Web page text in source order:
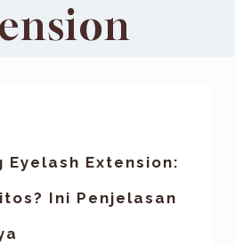
Eyelash Extension:
Ini Penjelasan